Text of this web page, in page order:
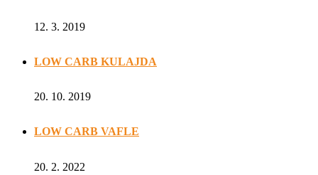
12. 3. 2019
LOW CARB KULAJDA
20. 10. 2019
LOW CARB VAFLE
20. 2. 2022